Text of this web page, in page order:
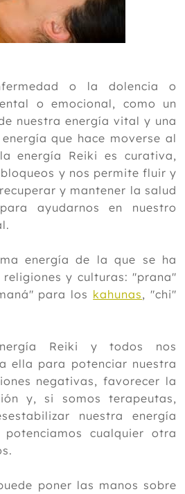
o la dolencia o
o emocional, como un
nuestra energía vital y una
que hace moverse al
energía Reiki es curativa,
y nos permite fluir y
y mantener la salud
ayudarnos en nuestro
energía de la que se ha
religiones y culturas: "prana"
para los kahunas, "chi"
Reiki y todos nos
ella para potenciar nuestra
negativas, favorecer la
y, si somos terapeutas,
nuestra energía
cualquier otra
poner las manos sobre